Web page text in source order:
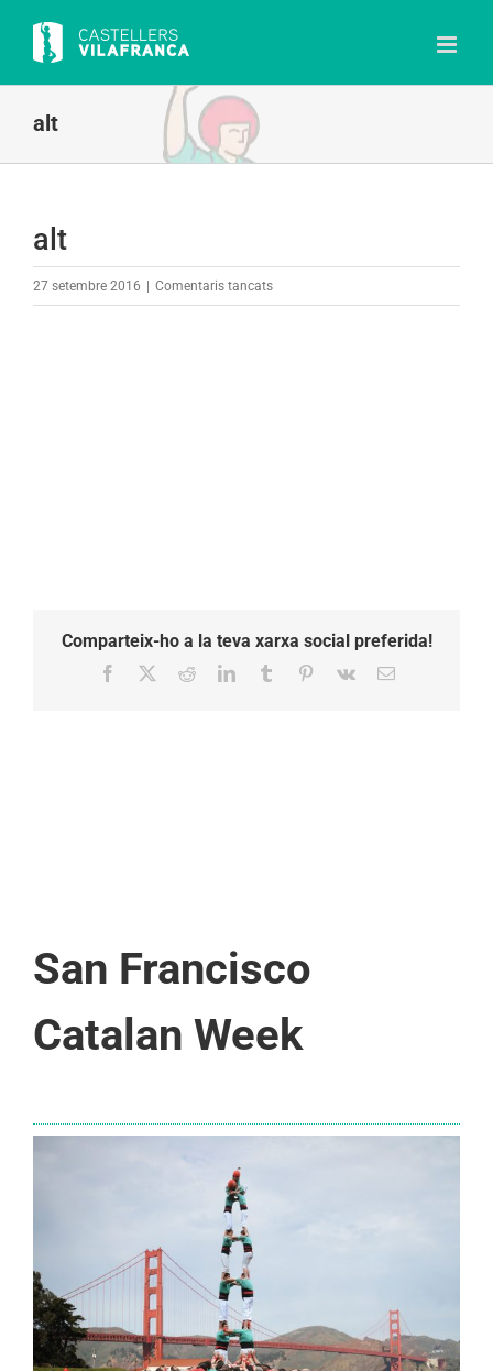
content
alt
alt
27 setembre 2016 Comentaris tancatsa
Comparteix-ho a la teva xarxa social preferida!
Facebook RedditLinkedInTumblr Pinterest
Vk Email:
San Francisco
Catalan Week